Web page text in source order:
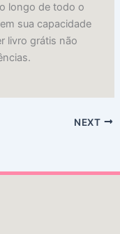
longo de todo o
sua capacidade
livro grátis não
NEXT